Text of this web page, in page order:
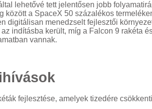
lehetővé tett jelentősen jobb
között a SpaceX 50 százalékos
digitálisan menedzselt fejlesztői
indításba került, míg a Falcon 9 rakéta
vannak.
fejlesztése, amelyek tizedére